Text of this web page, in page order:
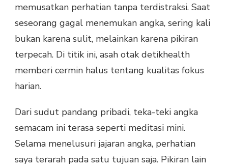
memusatkan perhatian tanpa terdistraksi. Saat
seseorang gagal menemukan angka, sering kali
bukan karena sulit, melainkan karena pikiran
terpecah. Di titik ini, asah otak detikhealth
memberi cermin halus tentang kualitas fokus
harian.
Dari sudut pandang pribadi, teka-teki angka
semacam ini terasa seperti meditasi mini.
Selama menelusuri jajaran angka, perhatian
saya terarah pada satu tujuan saja. Pikiran lain